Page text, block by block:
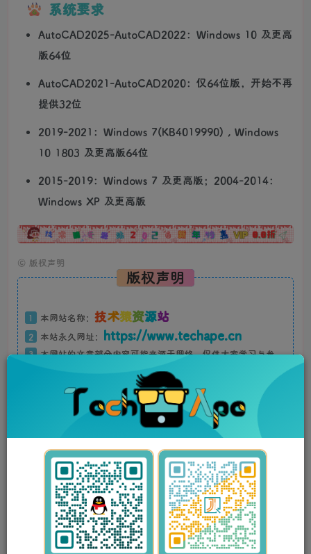
系统要求
AutoCAD2025-AutoCAD2022：Windows 10 及更高
版64位
AutoCAD2021-AutoCAD2020：仅64位版，开始不再
提供32位
2019-2021：Windows 7(KB4019990) , Windows
10 1803 及更高版64位
2015-2019：Windows 7 及更高版；2004-2014：
Windows XP 及更高版
广告
© 版权声明
版权声明
1 本网站名称： 技术猿资源站
2 本站永久网址： https://www.techape.cn
3 本网站的文章部分内容可能来源于网络，仅供大家学习与参
QQ:3243593013
本站一切资源不代表本站立场，并不代表本站赞同其观点和对
5 本站一律禁止以任何方式发布或转载任何违法的相关信息，访
客发现请向站长举报
本站资源大多存储在云盘，如发现链接失效，请联系我们我们
会第一时间更新。
THE END